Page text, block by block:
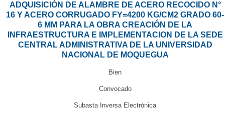
ADQUISICIÓN DE ALAMBRE DE ACERO RECOCIDO N°
16 Y ACERO CORRUGADO FY=4200 KG/CM2 GRADO 60-
6 MM PARA LA OBRA CREACIÓN DE LA
INFRAESTRUCTURA E IMPLEMENTACION DE LA SEDE
CENTRAL ADMINISTRATIVA DE LA UNIVERSIDAD
NACIONAL DE MOQUEGUA
Bien
Convocado
Subasta Inversa Electrónica